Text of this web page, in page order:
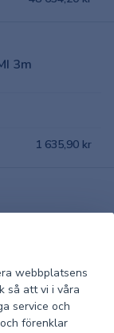
webbplatsens
så att vi i våra
service och
förenklar
3m
1 635,90 kr
38 843,40 kr